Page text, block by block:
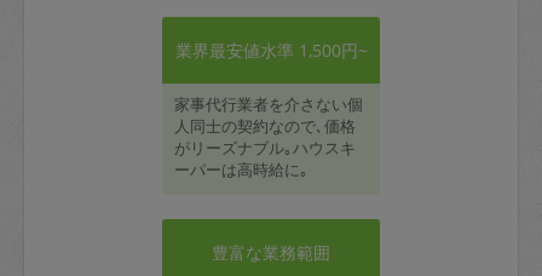
業界最安値水準 1,500円~
家事代行業者を介さない個
人同士の契約なので､価格
がリーズナブル｡ハウスキ
ーパーは高時給に｡
豊富な業務範囲